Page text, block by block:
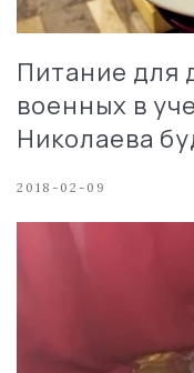
Питание для
военных в
Николаева
2018-02-09